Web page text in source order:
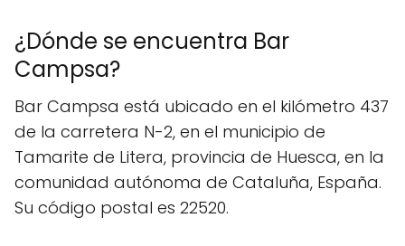
¿Dónde se encuentra Bar
Campsa?
Bar Campsa está ubicado en el kilómetro 437
de la carretera N-2, en el municipio de
Tamarite de Litera, provincia de Huesca, en la
comunidad autónoma de Cataluña, España.
Su código postal es 22520.